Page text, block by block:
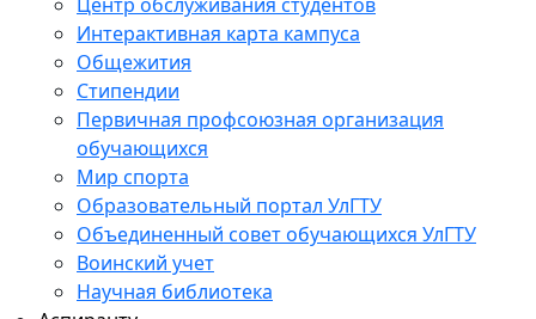
Интерактивная карта кампуса
Общежития
Стипендии
Первичная профсоюзная организация
обучающихся
Мир спорта
Образовательный портал УлГТУ
Объединенный совет обучающихся УлГТУ
Воинский учет
Научная библиотека